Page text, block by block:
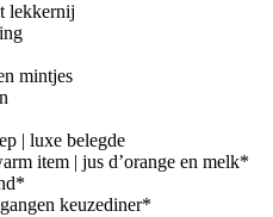
lekkernij
mintjes
| luxe belegde
item | jus d’orange en melk*
keuzediner*